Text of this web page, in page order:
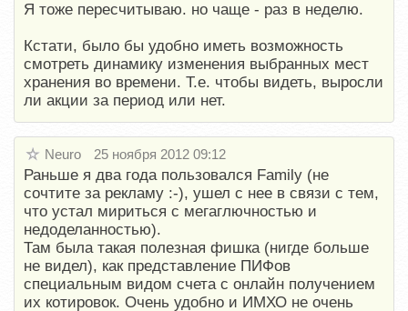
Я тоже пересчитываю. но чаще - раз в неделю.
Кстати, было бы удобно иметь возможность
смотреть динамику изменения выбранных мест
хранения во времени. Т.е. чтобы видеть, выросли
ли акции за период или нет.
Neuro 25 ноября 2012 09:12
Раньше я два года пользовался Family (не
сочтите за рекламу :-), ушел с нее в связи с тем,
что устал мириться с мегаглючностью и
недоделанностью).
Там была такая полезная фишка (нигде больше
не видел), как представление ПИФов
специальным видом счета с онлайн получением
их котировок. Очень удобно и ИМХО не очень